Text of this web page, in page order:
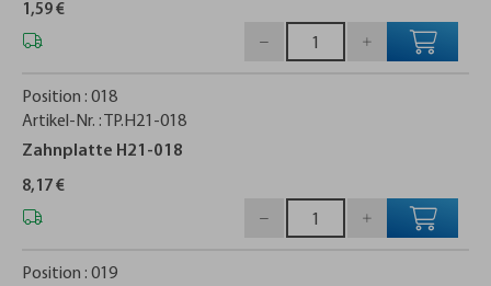
1,59 €
Position : 018
Artikel-Nr. : TP.H21-018
Zahnplatte H21-018
8,17 €
Position : 019